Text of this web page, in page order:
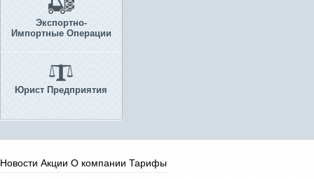
Экспортно-
Импортные Операции
Юрист Предприятия
Новости Акции О компании Тарифы